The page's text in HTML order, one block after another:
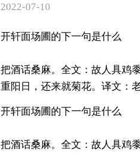
2022-07-10
开轩面场圃的下一句是什么
把酒话桑麻。全文：故人具鸡
重阳日，还来就菊花。译文：
开轩面场圃的下一句是什么
把酒话桑麻。全文：故人具鸡